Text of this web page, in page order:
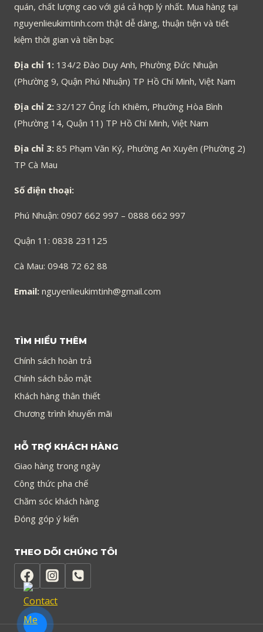
quán, chất lượng cao với giá cả hợp lý nhất. Mua hàng tại
nguyenlieukimtinh.com thật dễ dàng, thuận tiện và tiết
kiệm thời gian và tiền bạc
Địa chỉ 1: 134/2 Đào Duy Anh, Phường Đức Nhuận
(Phường 9, Quận Phú Nhuận) TP Hồ Chí Minh, Việt Nam
Địa chỉ 2: 32/127 Ông Ích Khiêm, Phường Hòa Bình
(Phường 14, Quận 11) TP Hồ Chí Minh, Việt Nam
Địa chỉ 3: 85 Phạm Văn Ký, Phường An Xuyên (Phường 2)
TP Cà Mau
Số điện thoại:
Phú Nhuận: 0907 662 997 – 0888 662 997
Quận 11: 0838 231125
Cà Mau: 0948 72 62 88
Email: nguyenlieukimtinh@gmail.com
TÌM HIỂU THÊM
Chính sách hoàn trả
Chính sách bảo mật
Khách hàng thân thiết
Chương trình khuyến mãi
HỖ TRỢ KHÁCH HÀNG
Giao hàng trong ngày
Công thức pha chế
Chăm sóc khách hàng
Đóng góp ý kiến
THEO DÕI CHÚNG TÔI